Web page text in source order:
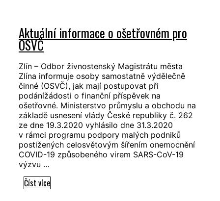
a
Krizového
obce
s
rozšířenou
působností
Zlín
Aktuální informace o ošetřovném pro
OSVČ
Zlín – Odbor živnostenský Magistrátu města
Zlína informuje osoby samostatně výdělečně
činné (OSVČ), jak mají postupovat při
podánížádosti o finanční příspěvek na
ošetřovné. Ministerstvo průmyslu a obchodu na
základě usnesení vlády České republiky č. 262
ze dne 19.3.2020 vyhlásilo dne 31.3.2020
v rámci programu podpory malých podniků
postižených celosvětovým šířením onemocnění
COVID-19 způsobeného virem SARS-CoV-19
výzvu …
Číst víceAktuální